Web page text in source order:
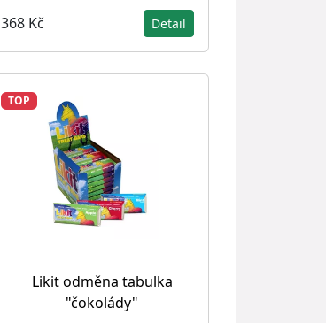
368 Kč Detail
TOP
Likit odměna tabulka
"čokolády"